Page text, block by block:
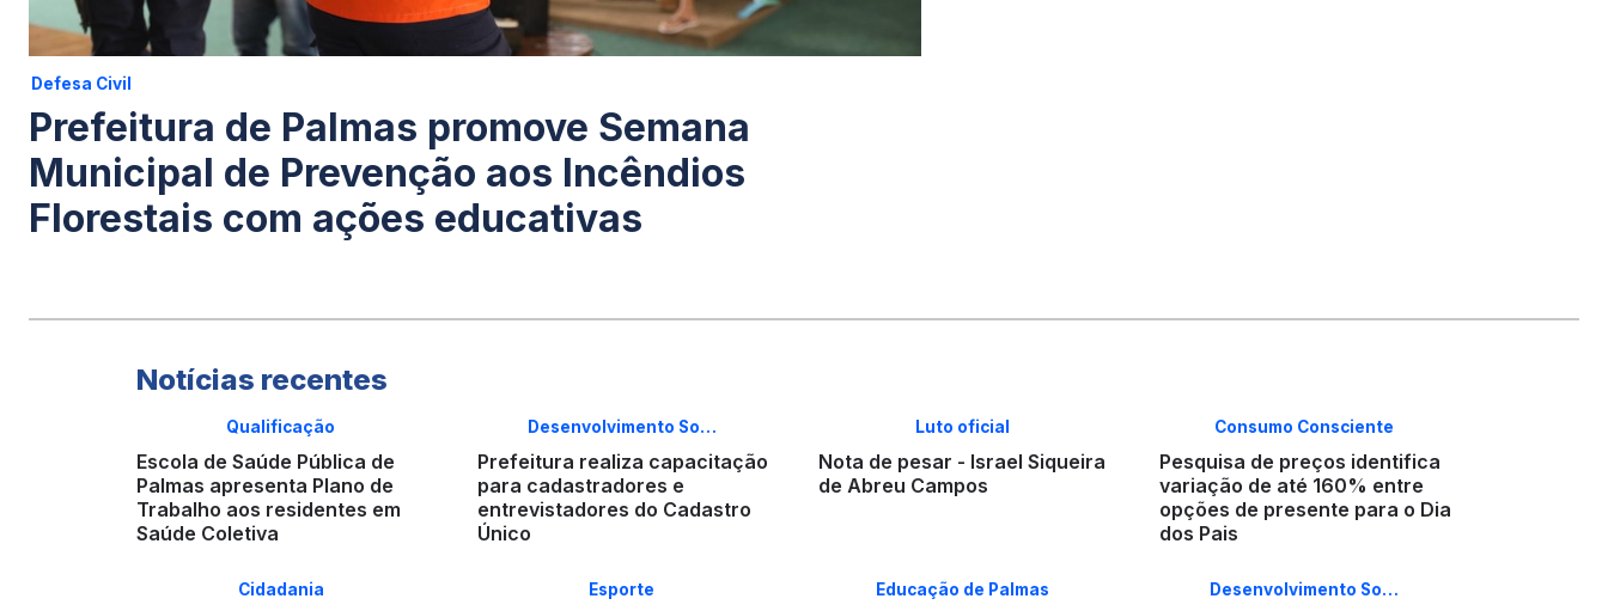
Defesa Civil
Prefeitura de Palmas promove Semana
Municipal de Prevenção aos Incêndios
Florestais com ações educativas
Notícias recentes
Qualificação
Escola de Saúde Pública de
Palmas apresenta Plano de
Trabalho aos residentes em
Saúde Coletiva
Desenvolvimento So…
Prefeitura realiza capacitação
para cadastradores e
entrevistadores do Cadastro
Único
Luto oficial
Nota de pesar - Israel Siqueira
de Abreu Campos
Consumo Consciente
Pesquisa de preços identifica
variação de até 160% entre
opções de presente para o Dia
dos Pais
Cidadania Esporte Educação de Palmas Desenvolvimento So…